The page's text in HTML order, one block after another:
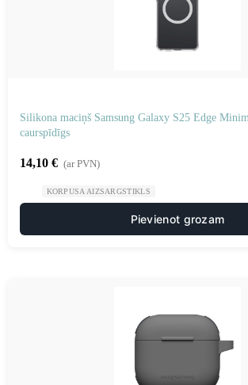
Silikona maciņš Samsung Galaxy S25 Edge
caurspīdīgs
14,10 € (ar PVN)
KORPUSA AIZSARGSTIKLS
Pievienot grozam